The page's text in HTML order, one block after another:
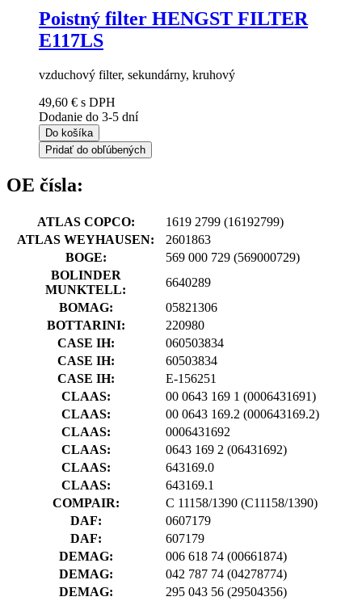
Poistný filter HENGST FILTER
E117LS
vzduchový filter, sekundárny, kruhový
49,60 € s DPH
Dodanie do 3-5 dní
Do košíka
Pridať do obľúbených
OE čísla:
ATLAS COPCO: 1619 2799 (16192799)
ATLAS WEYHAUSEN:
2601863
BOGE:
569 000 729 (569000729)
BOLINDER
MUNKTELL:
6640289
BOMAG:
05821306
BOTTARINI:
220980
CASE IH:
060503834
CASE IH:
60503834
CASE IH:
E-156251
CLAAS:
00 0643 169 1 (0006431691)
CLAAS:
00 0643 169.2 (000643169.2)
CLAAS:
0006431692
CLAAS:
0643 169 2 (06431692)
CLAAS:
643169.0
CLAAS:
643169.1
COMPAIR:
C 11158/1390 (C11158/1390)
DAF:
0607179
DAF:
607179
DEMAG:
006 618 74 (00661874)
DEMAG:
042 787 74 (04278774)
DEMAG:
295 043 56 (29504356)